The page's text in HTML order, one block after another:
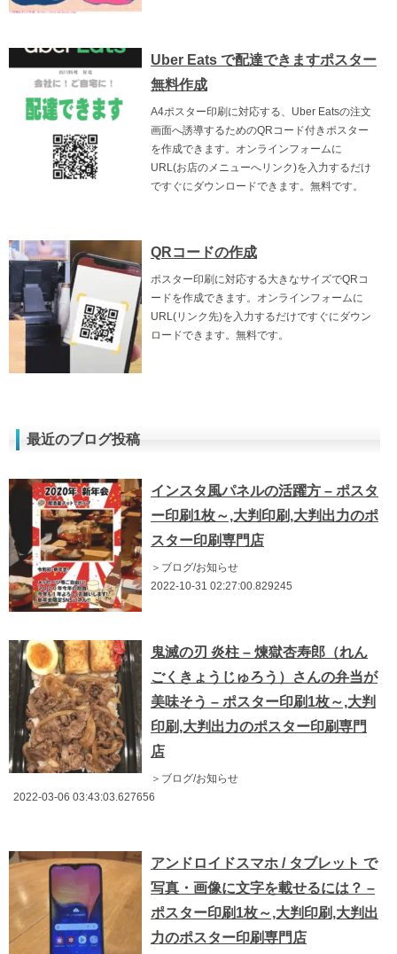
Uber Eats で配達できますポスター
無料作成
A4ポスター印刷に対応する、Uber Eatsの注文
画面へ誘導するためのQRコード付きポスター
を作成できます。オンラインフォームに
URL(お店のメニューへリンク)を入力するだけ
ですぐにダウンロードできます。無料です。
QRコードの作成
ポスター印刷に対応する大きなサイズでQRコ
ードを作成できます。オンラインフォームに
URL(リンク先)を入力するだけですぐにダウン
ロードできます。無料です。
最近のブログ投稿
インスタ風パネルの活躍方 – ポスタ
ー印刷1枚～,大判印刷,大判出力のポ
スター印刷専門店
＞ブログ/お知らせ
2022-10-31 02:27:00.829245
鬼滅の刃 炎柱 – 煉獄杏寿郎（れん
ごくきょうじゅろう）さんの弁当が
美味そう – ポスター印刷1枚～,大判
印刷,大判出力のポスター印刷専門
店
＞ブログ/お知らせ
2022-03-06 03:43:03.627656
アンドロイドスマホ / タブレット で
写真・画像に文字を載せるには？ –
ポスター印刷1枚～,大判印刷,大判出
力のポスター印刷専門店